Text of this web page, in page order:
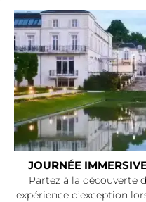
JOURNÉE
Partez à la découverte
expérience d’exception